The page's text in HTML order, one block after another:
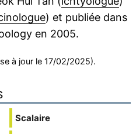
) et publiée dans
en 2005.
à jour le 17/02/2025).
Scalaire